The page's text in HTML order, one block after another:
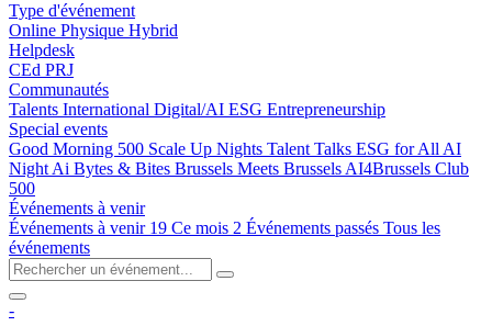
Type d'événement
Online Physique Hybrid
Helpdesk
CEd PRJ
Communautés
Talents International Digital/AI ESG Entrepreneurship
Special events
Good Morning 500 Scale Up Nights Talent Talks ESG for All AI
Night Ai Bytes & Bites Brussels Meets Brussels AI4Brussels Club
500
Événements à venir
Événements à venir 19 Ce mois 2 Événements passés Tous les
événements
-